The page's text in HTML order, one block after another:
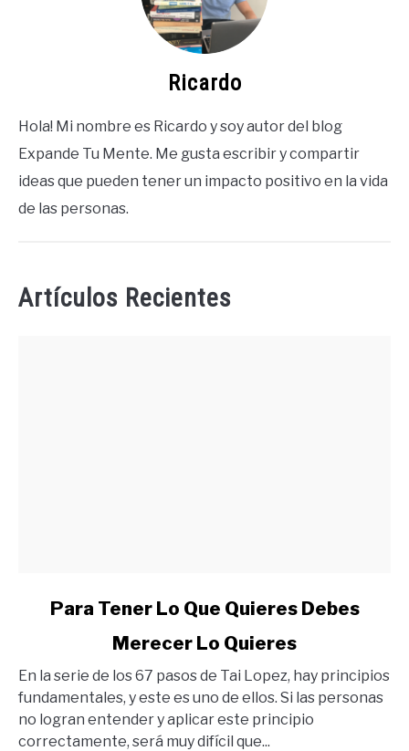
Ricardo
Hola! Mi nombre es Ricardo y soy autor del blog
Expande Tu Mente. Me gusta escribir y compartir
ideas que pueden tener un impacto positivo en la vida
de las personas.
Artículos Recientes
Tener
Lo
Que
Quieres
Para Tener Lo Que Quieres Debes
Merecer Lo Quieres
En la serie de los 67 pasos de Tai Lopez, hay principios
fundamentales, y este es uno de ellos. Si las personas
no logran entender y aplicar este principio
correctamente, será muy difícil que...